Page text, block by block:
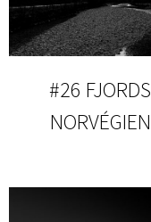
#26 FJORDS
NORVÉGIEN